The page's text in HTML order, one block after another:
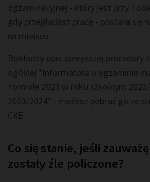
Egzaminacyjnej - który jest przy
gdy przeglądasz pracę - postara się
na miejscu.
Dokładny opis powyższej procedury
ogólnej "Informatora o egzaminie
Formule 2023 w roku szkolnym
2023/2024" - możesz pobrać go ze
CKE.
Co się stanie, jeśli
zostały źle policzone?